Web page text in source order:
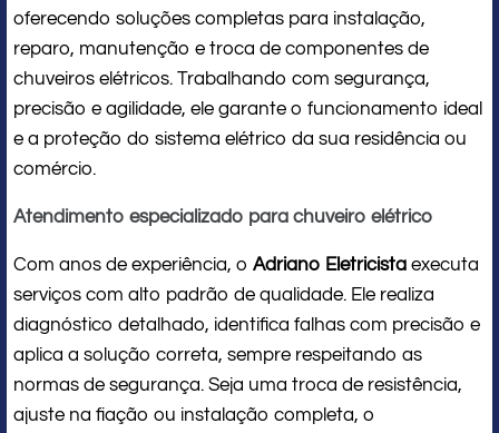
oferecendo soluções completas para instalação,
reparo, manutenção e troca de componentes de
chuveiros elétricos. Trabalhando com segurança,
precisão e agilidade, ele garante o funcionamento ideal
e a proteção do sistema elétrico da sua residência ou
comércio.
Atendimento especializado para chuveiro elétrico
Com anos de experiência, o Adriano Eletricista executa
serviços com alto padrão de qualidade. Ele realiza
diagnóstico detalhado, identifica falhas com precisão e
aplica a solução correta, sempre respeitando as
normas de segurança. Seja uma troca de resistência,
ajuste na fiação ou instalação completa, o